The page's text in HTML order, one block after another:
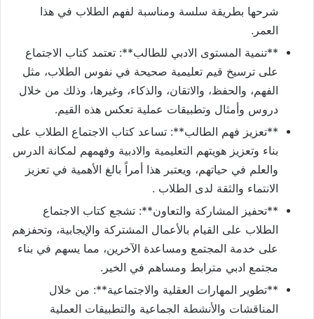
شرحها بطريقة سلسة ومناسبة لفهم الطلاب في هذا
العمر.
**تنمية المستوى الادبي للطالب**: تعتمد كتاب الاجتماع
على ترسيخ قيم تعليمية صحيحة في نفوس الطلاب، مثل
الفهم، والحفظ، والاتقان، والذكاء، وغيرها، وذلك من خلال
دروس وأمثال وتطبيقات عملية تعكس هذه القيم.
**تعزيز فهم الطالب**: تساعد كتاب الاجتماع الطلاب على
بناء وتعزيز هويتهم التعليمية والادبية وفهمهم لمكانة الدرس
والعلم في حياتهم، ويعتبر هذا أمراً بالغ الأهمية في تعزيز
الانتماء والثقة لدى الطلاب .
**تحفيز المشاركة والتعاون**: تشجع كتاب الاجتماع
الطلاب على القيام بالأعمال المشتركة والإيجابية، وتحفزهم
على خدمة المجتمع ومساعدة الآخرين، مما يسهم في بناء
مجتمع ادبي مترابط ومساهم في الخير.
**تطوير المهارات العقلية والاجتماعية**: من خلال
المناقشات والأنشطة الجماعية والتطبيقات العملية